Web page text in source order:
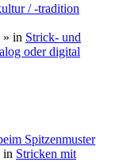
/ -tradition
» in Strick- und
oder digital
Spitzenmuster
in Stricken mit